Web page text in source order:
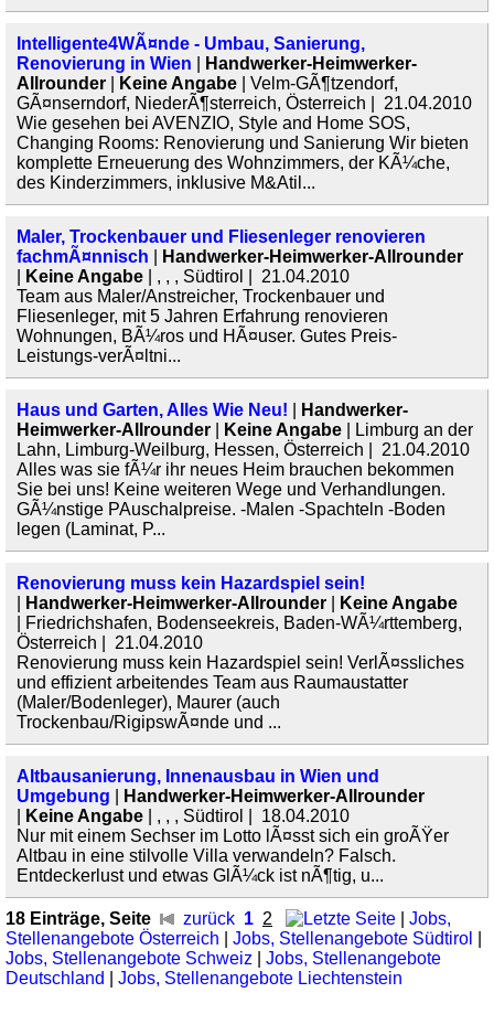
Intelligente4WÃ¤nde - Umbau, Sanierung,
Renovierung in Wien
Handwerker-Heimwerker-
Allrounder
Keine Angabe | Velm-GÃ¶tzendorf,
GÃ¤nserndorf, NiederÃ¶sterreich, Österreich | 21.04.2010
Wie gesehen bei AVENZIO, Style and Home SOS,
Changing Rooms: Renovierung und Sanierung Wir bieten
komplette Erneuerung des Wohnzimmers, der KÃ¼che,
des Kinderzimmers, inklusive M&Atil...
Maler, Trockenbauer und Fliesenleger renovieren
fachmÃ¤nnisch
Handwerker-Heimwerker-Allrounder
Keine Angabe | , , , Südtirol | 21.04.2010
Team aus Maler/Anstreicher, Trockenbauer und
Fliesenleger, mit 5 Jahren Erfahrung renovieren
Wohnungen, BÃ¼ros und HÃ¤user. Gutes Preis-
Leistungs-verÃ¤ltni...
Haus und Garten, Alles Wie Neu!
Handwerker-
Heimwerker-Allrounder
Keine Angabe | Limburg an der
Lahn, Limburg-Weilburg, Hessen, Österreich | 21.04.2010
Alles was sie fÃ¼r ihr neues Heim brauchen bekommen
Sie bei uns! Keine weiteren Wege und Verhandlungen.
GÃ¼nstige PAuschalpreise. -Malen -Spachteln -Boden
legen (Laminat, P...
Renovierung muss kein Hazardspiel sein!
Handwerker-Heimwerker-Allrounder
Keine Angabe
| Friedrichshafen, Bodenseekreis, Baden-WÃ¼rttemberg,
Österreich | 21.04.2010
Renovierung muss kein Hazardspiel sein! VerlÃ¤ssliches
und effizient arbeitendes Team aus Raumaustatter
(Maler/Bodenleger), Maurer (auch
Trockenbau/RigipswÃ¤nde und ...
Altbausanierung, Innenausbau in Wien und
Umgebung
Handwerker-Heimwerker-Allrounder
Keine Angabe | , , , Südtirol | 18.04.2010
Nur mit einem Sechser im Lotto lÃ¤sst sich ein groÃŸer
Altbau in eine stilvolle Villa verwandeln? Falsch.
Entdeckerlust und etwas GlÃ¼ck ist nÃ¶tig, u...
18 Einträge, Seite zurück 1 2
Jobs,
Stellenangebote Österreich
Jobs, Stellenangebote Südtirol
Jobs, Stellenangebote Schweiz
Jobs, Stellenangebote
Deutschland
Jobs, Stellenangebote Liechtenstein